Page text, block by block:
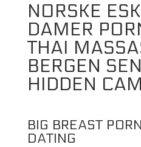
NORSKE
DAMER
THAI
BERGEN
HIDDEN
BIG BREAST
DATING